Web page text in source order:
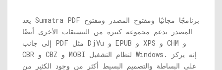
يعد Sumatra PDF برنامجًا مجانيًا ومفتوح المصدر ومفتوح
المصدر يدعم مجموعة كبيرة من التنسيقات الأخرى أيضًا
إلى جانب PDF مثل DjVu و EPUB و XPS و CHM و
CBR و CBZ و MOBI لنظام التشغيل Windows. إنه يركز
على البساطة والتصميم البسيط أكثر من وجود الكثير من